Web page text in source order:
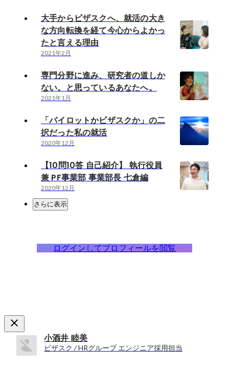
大手からビザスクへ、就活の大き
な方向転換を経て今心からよかっ
たと言える理由
2021年2月
専門分野に進み、研究者の道しか
ない。と思っているあなたへ。
2021年1月
「パイロットかビザスクか」の二
択だった私の就活
2020年12月
【10問10答 自己紹介】 執行役員
兼 PF事業部 事業部長 七倉編
2020年12月
さらに表示
ログインしてプロフィールを閲覧
小酒井 睦美
ビザスク / HRグループ エンジニア採用担当